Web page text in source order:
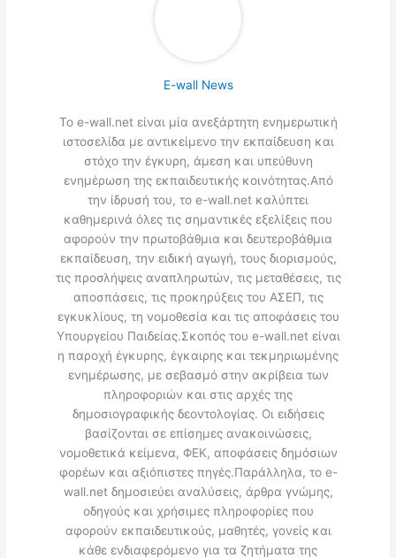
E-wall News
Το e-wall.net είναι μία ανεξάρτητη ενημερωτική
ιστοσελίδα με αντικείμενο την εκπαίδευση και
στόχο την έγκυρη, άμεση και υπεύθυνη
ενημέρωση της εκπαιδευτικής κοινότητας.Από
την ίδρυσή του, το e-wall.net καλύπτει
καθημερινά όλες τις σημαντικές εξελίξεις που
αφορούν την πρωτοβάθμια και δευτεροβάθμια
εκπαίδευση, την ειδική αγωγή, τους διορισμούς,
τις προσλήψεις αναπληρωτών, τις μεταθέσεις, τις
αποσπάσεις, τις προκηρύξεις του ΑΣΕΠ, τις
εγκυκλίους, τη νομοθεσία και τις αποφάσεις του
Υπουργείου Παιδείας.Σκοπός του e-wall.net είναι
η παροχή έγκυρης, έγκαιρης και τεκμηριωμένης
ενημέρωσης, με σεβασμό στην ακρίβεια των
πληροφοριών και στις αρχές της
δημοσιογραφικής δεοντολογίας. Οι ειδήσεις
βασίζονται σε επίσημες ανακοινώσεις,
νομοθετικά κείμενα, ΦΕΚ, αποφάσεις δημόσιων
φορέων και αξιόπιστες πηγές.Παράλληλα, το e-
wall.net δημοσιεύει αναλύσεις, άρθρα γνώμης,
οδηγούς και χρήσιμες πληροφορίες που
αφορούν εκπαιδευτικούς, μαθητές, γονείς και
κάθε ενδιαφερόμενο για τα ζητήματα της